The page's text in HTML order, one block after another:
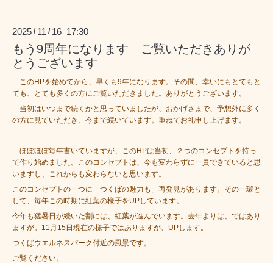
2025 / 11 / 16 17:30
もう9周年になります ご覧いただきありが
とうございます
このHPを始めてから、早くも9年になります。その間、幸いにもとてもと
ても、とても多くの方にご覧いただきました。ありがとうございます。
当初はいつまで続くかと思っていましたが、おかげさまで、予想外に多く
の方に見ていただき、今まで続いています。重ねてお礼申し上げます。
ほぼほぼ毎年書いていますが、このHPは当初、２つのコンセプトを持っ
て作り始めました。このコンセプトは、今も変わらずに一貫できていると思
いますし、これからも変わらないと思います。
このコンセプトの一つに「つくばの魅力も」再発見があります。その一環と
して、毎年この時期に紅葉の様子をUPしています。
今年も猛暑日が続いた割には、紅葉が進んでいます。去年よりは、ではあり
ますが。 11月15日現在の様子ではありますが、UPします。
つくばウエルネスパーク付近の風景です。
ご覧ください。